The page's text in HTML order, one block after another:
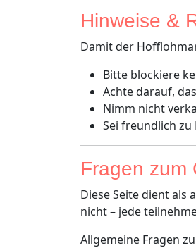
Hinweise &
Damit der
Bitte blockiere
Achte darauf,
Nimm nicht
Sei freundlich
Fragen zum
Diese Seite dient
nicht – jede
Allgemeine Fragen